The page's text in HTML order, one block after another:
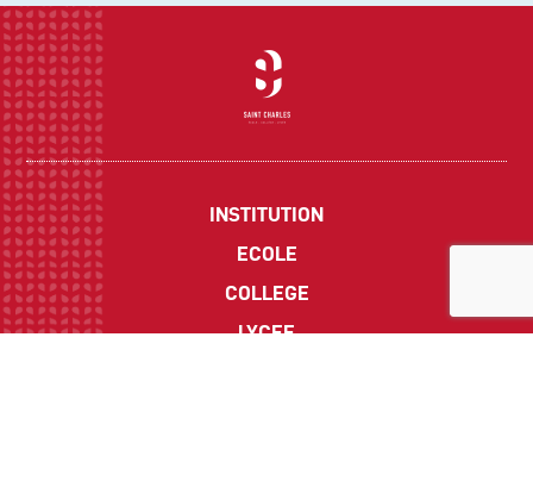
INSTITUTION
ECOLE
COLLEGE
LYCEE